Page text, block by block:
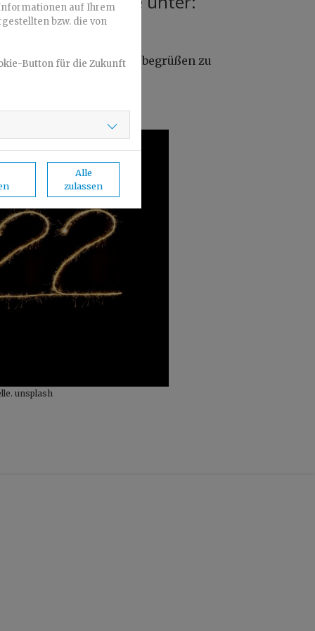
gewohnt, in der Praxis begrüßen zu
unsplash
Informationen auf Ihrem
bzw. die von
Button für die Zukunft
Alle
zulassen